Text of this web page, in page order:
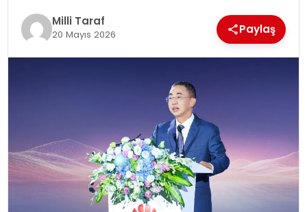
Milli Taraf
20 Mayıs 2026 Paylaş